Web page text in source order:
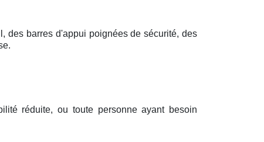
des barres d'appui poignées de sécurité, des
réduite, ou toute personne ayant besoin